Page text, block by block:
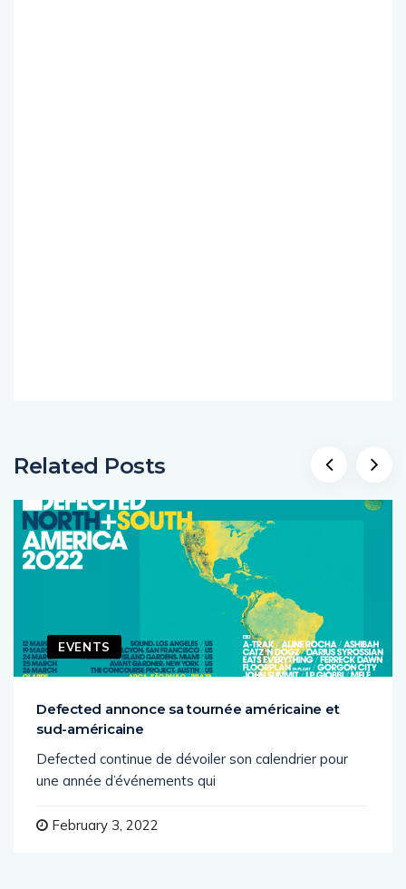
Related Posts
EVENTS
Defected annonce sa tournée américaine et
sud-américaine
Defected continue de dévoiler son calendrier pour
une année d’événements qui
February 3, 2022